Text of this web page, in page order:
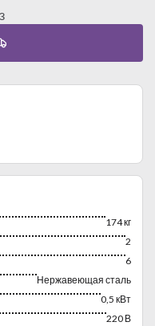
174 кг
2
6
Нержавеющая сталь
0,5 кВт
220 В